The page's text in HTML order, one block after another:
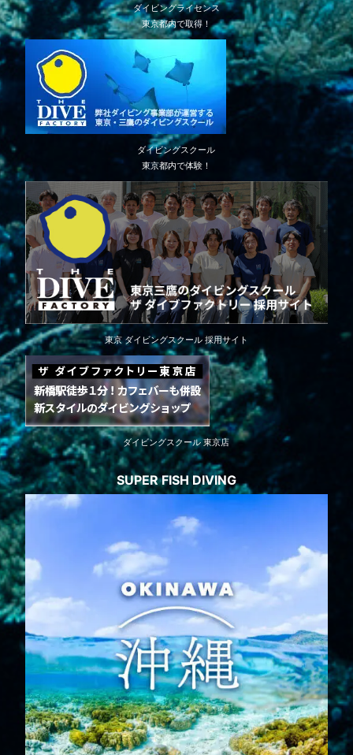
ダイビングライセンス
東京都内で取得！
ダイビングスクール
東京都内で体験！
東京 ダイビングスクール 採用サイト
ダイビングスクール 東京店
SUPER FISH DIVING